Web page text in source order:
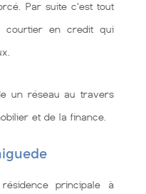
Par suite c'est tout
courtier en credit qui
un réseau au travers
et de la finance.
principale à